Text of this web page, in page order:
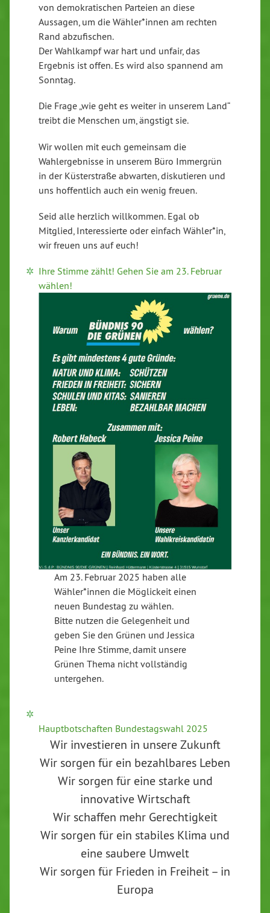
von demokratischen Parteien an diese
Aussagen, um die Wähler*innen am rechten
Rand abzufischen.
Der Wahlkampf war hart und unfair, das
Ergebnis ist offen. Es wird also spannend am
Sonntag.
Die Frage „wie geht es weiter in unserem Land“
treibt die Menschen um, ängstigt sie.
Wir wollen mit euch gemeinsam die
Wahlergebnisse in unserem Büro Immergrün
in der Küsterstraße abwarten, diskutieren und
uns hoffentlich auch ein wenig freuen.
Seid alle herzlich willkommen. Egal ob
Mitglied, Interessierte oder einfach Wähler*in,
wir freuen uns auf euch!
Ihre Stimme zählt! Gehen Sie am 23. Februar
wählen!
Am 23. Februar 2025 haben alle
Wähler*innen die Möglickeit einen
neuen Bundestag zu wählen.
Bitte nutzen die Gelegenheit und
geben Sie den Grünen und Jessica
Peine Ihre Stimme, damit unsere
Grünen Thema nicht vollständig
untergehen.
Hauptbotschaften Bundestagswahl 2025
Wir investieren in unsere Zukunft
Wir sorgen für ein bezahlbares Leben
Wir sorgen für eine starke und
innovative Wirtschaft
Wir schaffen mehr Gerechtigkeit
Wir sorgen für ein stabiles Klima und
eine saubere Umwelt
Wir sorgen für Frieden in Freiheit – in
Europa